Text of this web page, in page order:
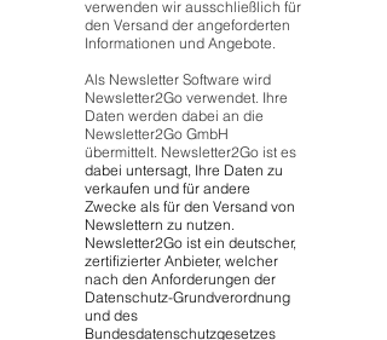
verwenden wir ausschließlich für
den Versand der angeforderten
Informationen und Angebote.
Als Newsletter Software wird
Newsletter2Go verwendet. Ihre
Daten werden dabei an die
Newsletter2Go GmbH
übermittelt. Newsletter2Go ist es
dabei untersagt, Ihre Daten zu
verkaufen und für andere
Zwecke als für den Versand von
Newslettern zu nutzen.
Newsletter2Go ist ein deutscher,
zertifizierter Anbieter, welcher
nach den Anforderungen der
Datenschutz-Grundverordnung
und des
Bundesdatenschutzgesetzes